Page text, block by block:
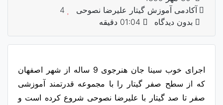
آکادمی آموزش گیتار علیرضا نصوحی
4
بدون دیدگاه
01:04 دقیقه
اجرای خوب سینا جان هنرجوی 9 ساله از شهر اصفهان
که از سطح صفر گیتار را با مجموعه قدرتمند آموزشی
صفر تا صد گیتار با علیرضا نصوحی شروع کرده است و